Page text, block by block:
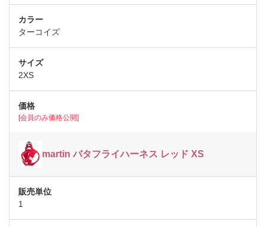
ターコイズ
2XS
[会員のみ価格公開]
martin バタフライハーネス レッド XS
1